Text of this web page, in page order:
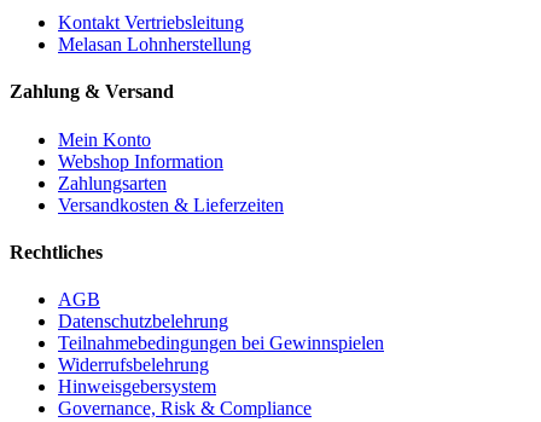
Kontakt Vertriebsleitung
Melasan Lohnherstellung
Zahlung & Versand
Mein Konto
Webshop Information
Zahlungsarten
Versandkosten & Lieferzeiten
Rechtliches
AGB
Datenschutzbelehrung
Teilnahmebedingungen bei Gewinnspielen
Widerrufsbelehrung
Hinweisgebersystem
Governance, Risk & Compliance